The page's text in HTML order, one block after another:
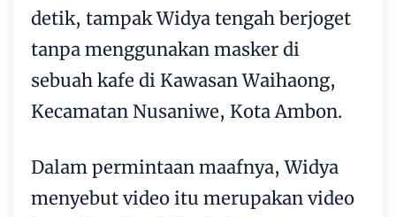
detik, tampak Widya tengah berjoget
tanpa menggunakan masker di
sebuah kafe di Kawasan Waihaong,
Kecamatan Nusaniwe, Kota Ambon.
Dalam permintaan maafnya, Widya
menyebut video itu merupakan video